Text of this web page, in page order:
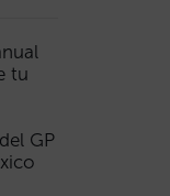
tu
GP